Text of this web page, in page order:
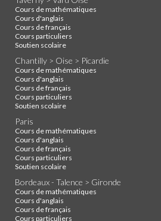
Cours de mathématiques
Cours d'anglais
Cours de français
Cours particuliers
Soutien scolaire
Chantilly > Oise > Picardie
Cours de mathématiques
Cours d'anglais
Cours de français
Cours particuliers
Soutien scolaire
Paris
Cours de mathématiques
Cours d'anglais
Cours de français
Cours particuliers
Soutien scolaire
Bordeaux - Talence > Gironde
Cours de mathématiques
Cours d'anglais
Cours de français
Cours particuliers